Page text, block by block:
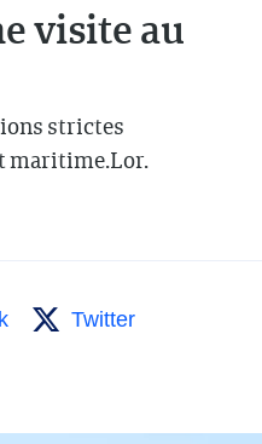
visite au
strictes
maritime.Lor.
Twitter